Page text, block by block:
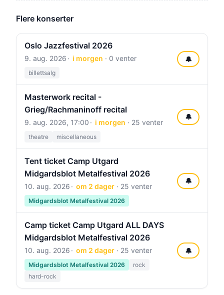
Flere konserter
Oslo Jazzfestival 2026
9. aug. 2026 i morgen · 0 venter
billettsalg
🔔
Masterwork recital -
Grieg/Rachmaninoff recital
9. aug. 2026, 17:00 i morgen · 25 venter
theatre miscellaneous
🔔
Tent ticket Camp Utgard
Midgardsblot Metalfestival 2026
10. aug. 2026 om 2 dager· 25 venter
Midgardsblot Metalfestival 2026
🔔
Camp ticket Camp Utgard ALL DAYS
Midgardsblot Metalfestival 2026
10. aug. 2026 om 2 dager· 25 venter
Midgardsblot Metalfestival 2026
rock
hard-rock
🔔